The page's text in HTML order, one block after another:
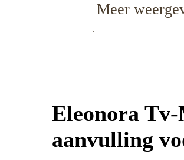
Meer
Eleonora
aanvulling